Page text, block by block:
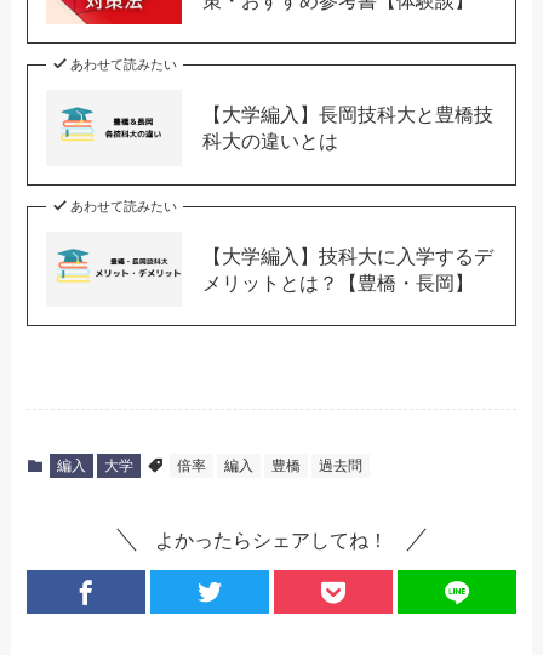
あわせて読みたい
【大学編入】長岡技科大と豊橋技
科大の違いとは
あわせて読みたい
【大学編入】技科大に入学するデ
メリットとは？【豊橋・長岡】
編入 大学 倍率 編入 豊橋 過去問
よかったらシェアしてね！